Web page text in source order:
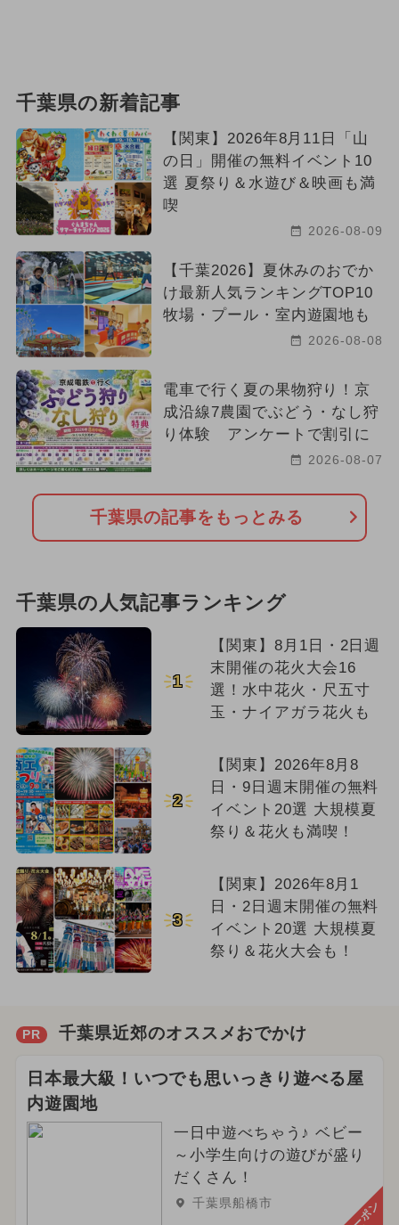
千葉県の新着記事
【関東】2026年8月11日「山
の日」開催の無料イベント10
選 夏祭り＆水遊び＆映画も満
喫
2026-08-09
【千葉2026】夏休みのおでか
け最新人気ランキングTOP10
牧場・プール・室内遊園地も
2026-08-08
電車で行く夏の果物狩り！京
成沿線7農園でぶどう・なし狩
り体験 アンケートで割引に
2026-08-07
千葉県の記事をもっとみる
千葉県の人気記事ランキング
1
【関東】8月1日・2日週
末開催の花火大会16
選！水中花火・尺五寸
玉・ナイアガラ花火も
2
【関東】2026年8月8
日・9日週末開催の無料
イベント20選 大規模夏
祭り＆花火も満喫！
3
【関東】2026年8月1
日・2日週末開催の無料
イベント20選 大規模夏
祭り＆花火大会も！
PR 千葉県近郊のオススメおでかけ
日本最大級！いつでも思いっきり遊べる屋
内遊園地
一日中遊べちゃう♪ ベビー
～小学生向けの遊びが盛り
だくさん！
千葉県船橋市